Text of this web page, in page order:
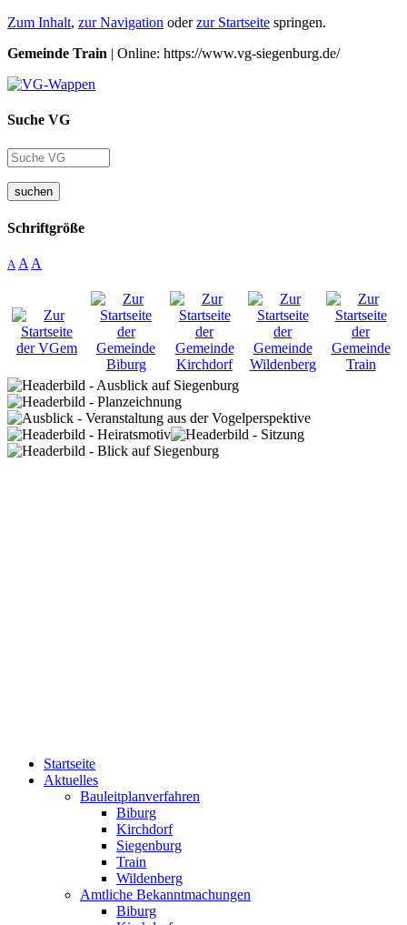
Zum Inhalt, zur Navigation oderzur Startseite springen.
Gemeinde Train | Online: https://www.vg-siegenburg.de/
Suche VG
suchen
Schriftgröße
A A A
Startseite
Aktuelles
Bauleitplanverfahren
Biburg
Kirchdorf
Siegenburg
Train
Wildenberg
Amtliche Bekanntmachungen
Biburg